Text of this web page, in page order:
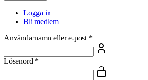
Logga in
Bli medlem
Användarnamn eller e-post *
Lösenord *